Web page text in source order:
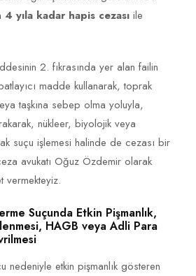
4 yıla kadar hapis cezası ile
2. fıkrasında yer alan failin
madde kullanarak, toprak
taşkına sebep olma yoluyla,
nükleer, biyolojik veya
suçu işlemesi halinde de cezası bir
avukatı Oğuz Özdemir olarak
vermekteyiz.
Suçunda Etkin Pişmanlık,
HAGB veya Adli Para
nedeniyle etkin pişmanlık gösteren